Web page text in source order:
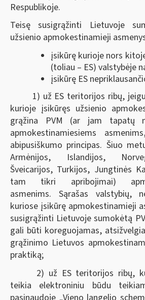
Respublikoje.
Teisę susigrąžinti Lietuvoje
užsienio apmokestinamieji
įsikūrę kurioje nors
(toliau – ES) valstybėje
įsikūrę ES
1) už ES teritorijos ribų,
kurioje įsikūręs užsienio
grąžina PVM (ar jam tapatų
apmokestinamiesiems
abipusiškumo principas. Šiuo
Armėnijos, Islandijos,
Šveicarijos, Turkijos, Jungtinės
tam tikri apribojimai)
asmenims. Sąrašas valstybių,
kuriose įsikūrę apmokestinamieji
susigrąžinti Lietuvoje sumokėtą
gali būti koreguojamas,
grąžinimo Lietuvos
praktiką;
2) už ES teritorijos ribų,
teikia elektroniniu būdu
pasinaudoję „Vieno langelio